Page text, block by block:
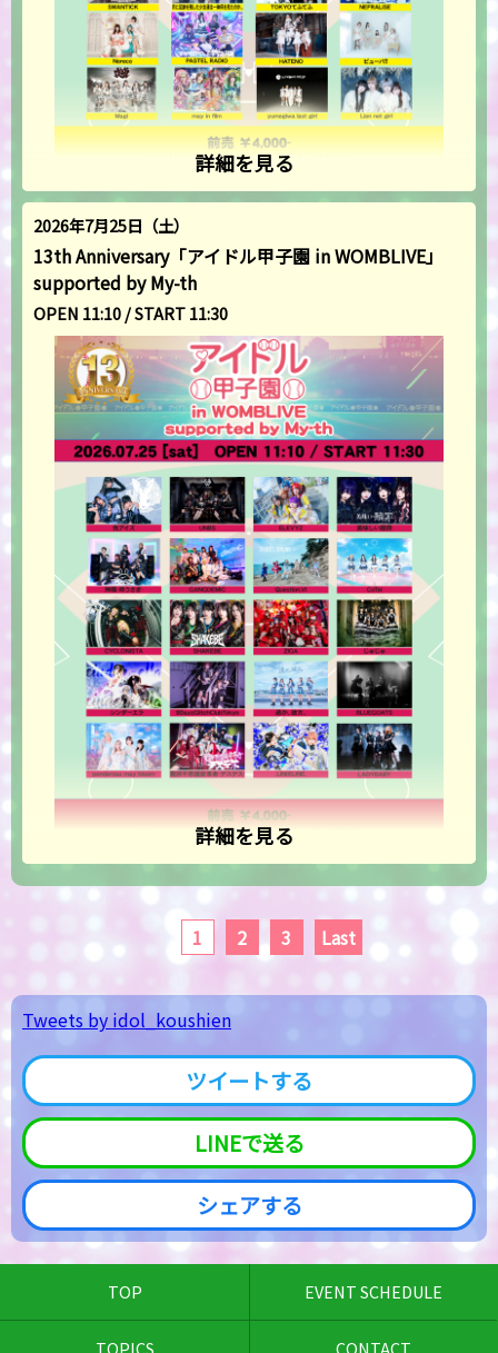
詳細を見る
2026年7月25日（土）
13th Anniversary「アイドル甲子園 in WOMBLIVE」
supported by My-th
OPEN 11:10 / START 11:30
詳細を見る
1 2 3 Last
Tweets by idol_koushien
ツイートする
LINEで送る
シェアする
TOP EVENT SCHEDULE